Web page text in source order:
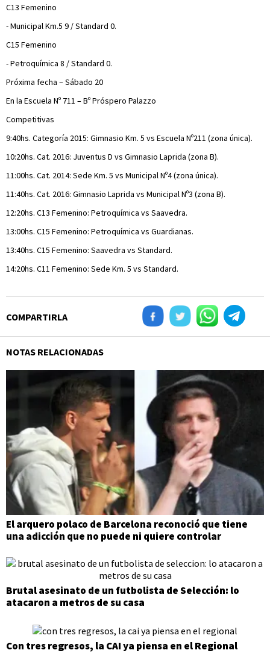
C13 Femenino
- Municipal Km.5 9 / Standard 0.
C15 Femenino
- Petroquímica 8 / Standard 0.
Próxima fecha – Sábado 20
En la Escuela Nº 711 – Bº Próspero Palazzo
Competitivas
9:40hs. Categoría 2015: Gimnasio Km. 5 vs Escuela Nº211 (zona única).
10:20hs. Cat. 2016: Juventus D vs Gimnasio Laprida (zona B).
11:00hs. Cat. 2014: Sede Km. 5 vs Municipal Nº4 (zona única).
11:40hs. Cat. 2016: Gimnasio Laprida vs Municipal Nº3 (zona B).
12:20hs. C13 Femenino: Petroquímica vs Saavedra.
13:00hs. C15 Femenino: Petroquímica vs Guardianas.
13:40hs. C15 Femenino: Saavedra vs Standard.
14:20hs. C11 Femenino: Sede Km. 5 vs Standard.
COMPARTIRLA
NOTAS RELACIONADAS
El arquero polaco de Barcelona reconoció que tiene
una adicción que no puede ni quiere controlar
Brutal asesinato de un futbolista de Selección: lo
atacaron a metros de su casa
Con tres regresos, la CAI ya piensa en el Regional